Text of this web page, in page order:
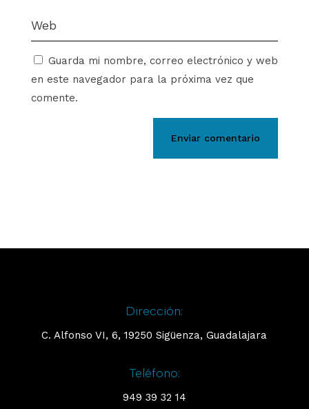
Guarda mi nombre, correo electrónico y web
en este navegador para la próxima vez que
comente.
Enviar comentario
Dirección:
C. Alfonso VI, 6, 19250 Sigüenza, Guadalajara
Teléfono:
949 39 32 14